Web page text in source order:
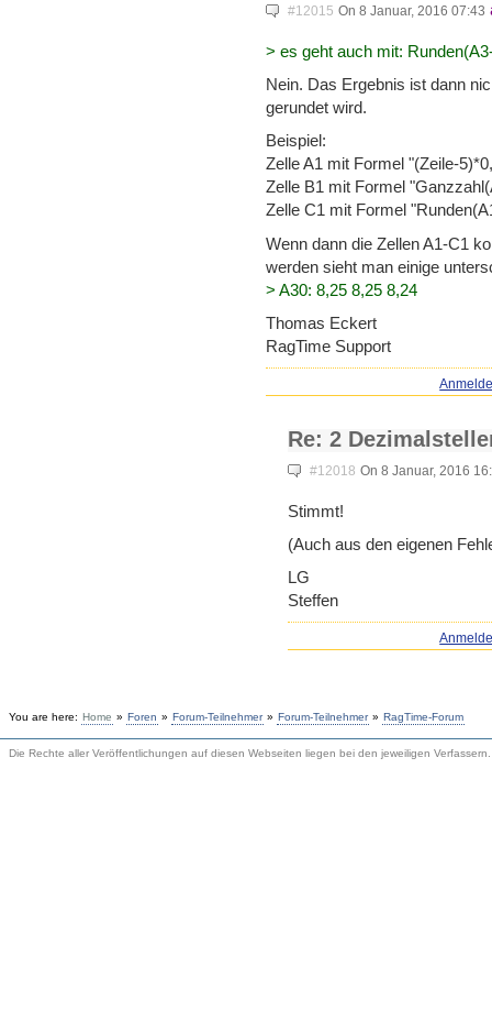
#12015 On 8 Januar, 2016 07:43
> es geht auch mit:
Nein. Das Ergebnis ist dann
gerundet wird.
Beispiel:
Zelle A1 mit Formel "(Zeile-
Zelle B1 mit Formel
Zelle C1 mit Formel
Wenn dann die Zellen A1-C1
werden sieht man einige
> A30: 8,25 8,25 8,24
Thomas Eckert
RagTime Support
Re: 2
#12018 On 8 Januar, 2016
Stimmt!
(Auch aus den eigenen
LG
Steffen
You are here: Home » Foren » Forum-Teilnehmer » Forum-Teilnehmer » RagTime-Forum
Die Rechte aller Veröffentlichungen auf diesen Webseiten liegen bei den jeweiligen